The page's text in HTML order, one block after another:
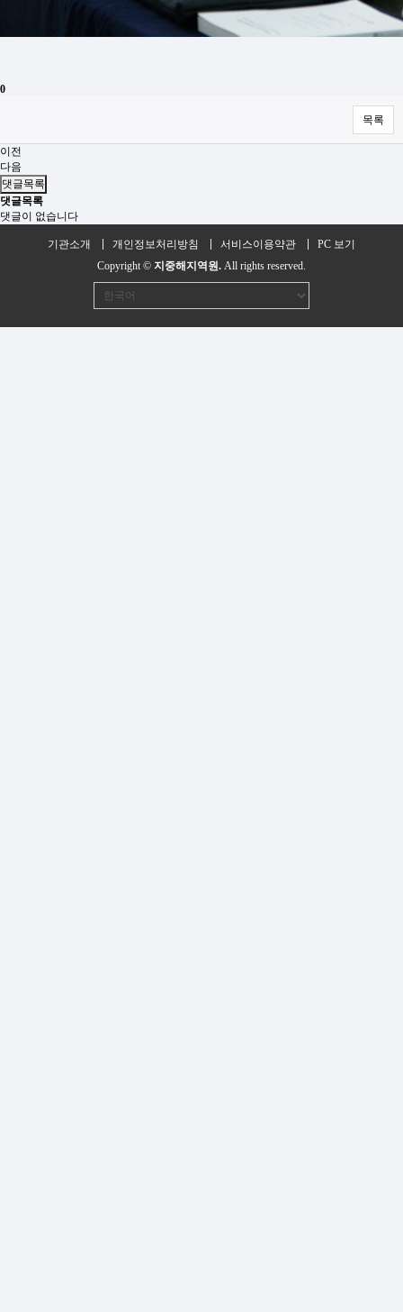
0
목록
이전
다음
댓글목록
댓글목록
댓글이 없습니다
기관소개 개인정보처리방침 서비스이용약관
PC 보기
Copyright © 지중해지역원. All rights reserved.